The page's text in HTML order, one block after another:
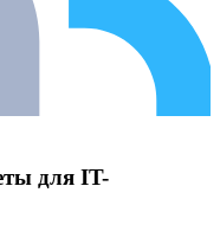
для IT-